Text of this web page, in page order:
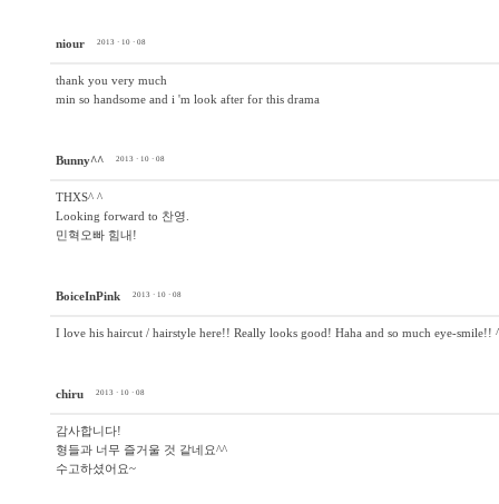
niour 2013 · 10 · 08
thank you very much
min so handsome and i 'm look after for this drama
Bunny^^ 2013 · 10 · 08
THXS^ ^
Looking forward to 찬영.
민혁오빠 힘내!
BoiceInPink 2013 · 10 · 08
I love his haircut / hairstyle here!! Really looks good! Haha and so much eye-smile!!
chiru 2013 · 10 · 08
감사합니다!
형들과 너무 즐거울 것 같네요^^
수고하셨어요~